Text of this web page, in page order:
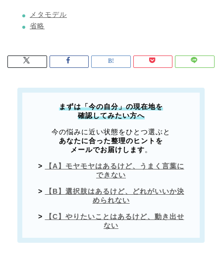
メタモデル
省略
まずは「今の自分」の現在地を
確認してみたい方へ
今の悩みに近い状態をひとつ選ぶと
あなたに合った整理のヒントを
メールでお届けします 。
>
【A】モヤモヤはあるけど、うまく言葉に
できない
>
【B】選択肢はあるけど、どれがいいか決
められない
>
【C】やりたいことはあるけど、動き出せ
ない